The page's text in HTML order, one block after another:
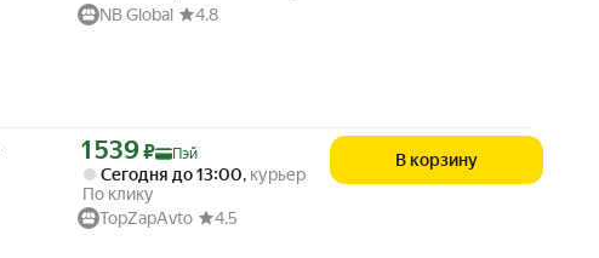
NB Global
4.8
Цена с картой Яндекс Пэй 1539 ₽ вместо
1 539₽ Пэй
Сегодня до 13:00, курьер
По клику
TopZapAvto
4.5
В корзину